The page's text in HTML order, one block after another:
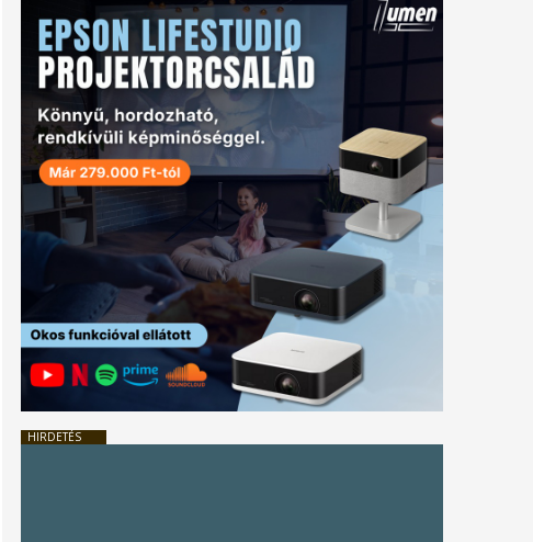
HIRDETÉS